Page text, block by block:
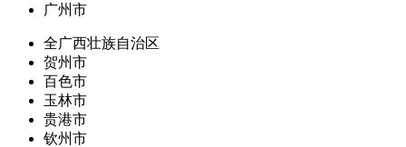
广州市
全广西壮族自治区
贺州市
百色市
玉林市
贵港市
钦州市